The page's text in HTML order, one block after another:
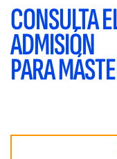
CONSULTA
ADMISIÓN
PARA